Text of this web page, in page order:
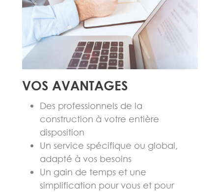
VOS AVANTAGES
Des professionnels de la
construction à votre entière
disposition
Un service spécifique ou global,
adapté à vos besoins
Un gain de temps et une
simplification pour vous et pour